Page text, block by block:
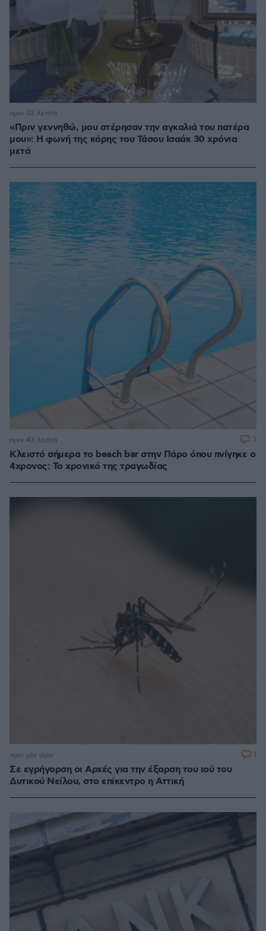
«Πριν γεννηθώ, μου στέρησαν την αγκαλιά του πατέρα
μου»: Η φωνή της κόρης του Τάσου Ισαάκ 30 χρόνια
μετά
πριν 32 λεπτά
Κλειστό σήμερα το beach bar στην Πάρο όπου πνίγηκε ο
4χρονος: Το χρονικό της τραγωδίας
πριν 43 λεπτά 3
Σε εγρήγορση οι Αρχές για την έξαρση του ιού του
Δυτικού Νείλου, στο επίκεντρο η Αττική
πριν μία ώρα 1